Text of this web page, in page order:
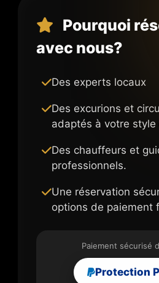
Pourquoi
avec nous?
Des experts locaux
Des excurions et
adaptés à votre style
Des chauffeurs et
professionnels.
Une réservation
options de paiement
Paiement sécurisé
Protection